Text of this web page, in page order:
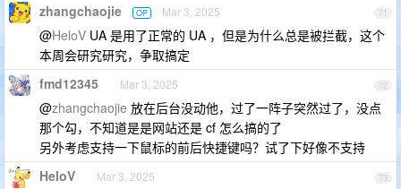
71
zhangchaojie OP Mar 3, 2025
@HeloV UA 是用了正常的 UA ，但是为什么总是被拦截，这个
本周会研究研究，争取搞定
72
fmd12345 Mar 3, 2025
@zhangchaojie 放在后台没动他，过了一阵子突然过了，没点
那个勾，不知道是是网站还是 cf 怎么搞的了
另外考虑支持一下鼠标的前后快捷键吗？试了下好像不支持
73
HeloV Mar 3, 2025